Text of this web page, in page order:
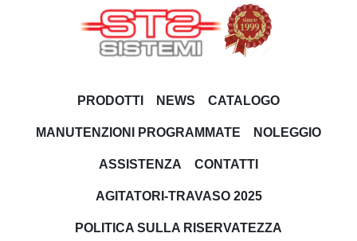
PRODOTTI NEWS CATALOGO
MANUTENZIONI PROGRAMMATE NOLEGGIO
ASSISTENZA CONTATTI
AGITATORI-TRAVASO 2025
POLITICA SULLA RISERVATEZZA